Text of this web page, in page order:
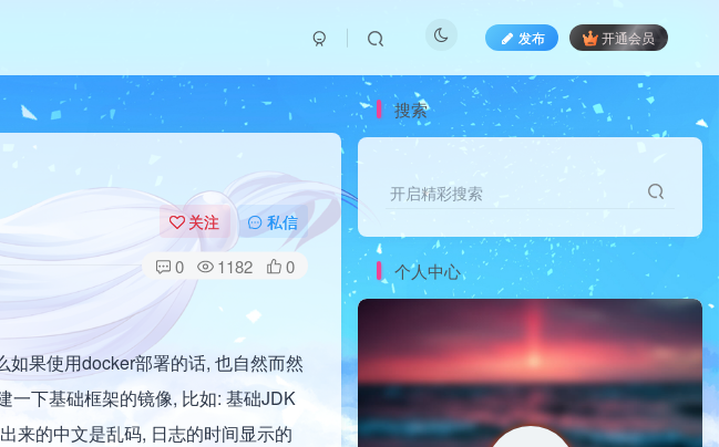
发布 开通会员
关注 私信
0 1182 0
果使用docker部署的话, 也自然而然
一下基础框架的镜像, 比如: 基础JDK
来的中文是乱码, 日志的时间显示的
搜索
开启精彩搜索
个人中心